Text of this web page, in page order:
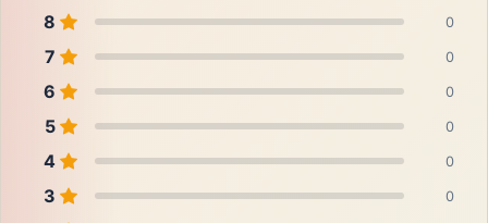
8 0
7 0
6 0
5 0
4 0
3 0